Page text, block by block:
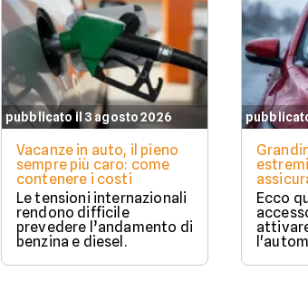
pubblicato il 3 agosto 2026
Vacanze in auto, il pieno
sempre più caro: come
contenere i costi
Le tensioni internazionali
rendono difficile
prevedere l’andamento di
benzina e diesel.
Ecco